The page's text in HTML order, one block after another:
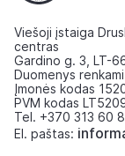
Viešoji įstaiga
centras
Gardino g. 3, LT-
Duomenys
Įmonės kodas
PVM kodas
Tel. +370 313 60
El. paštas: